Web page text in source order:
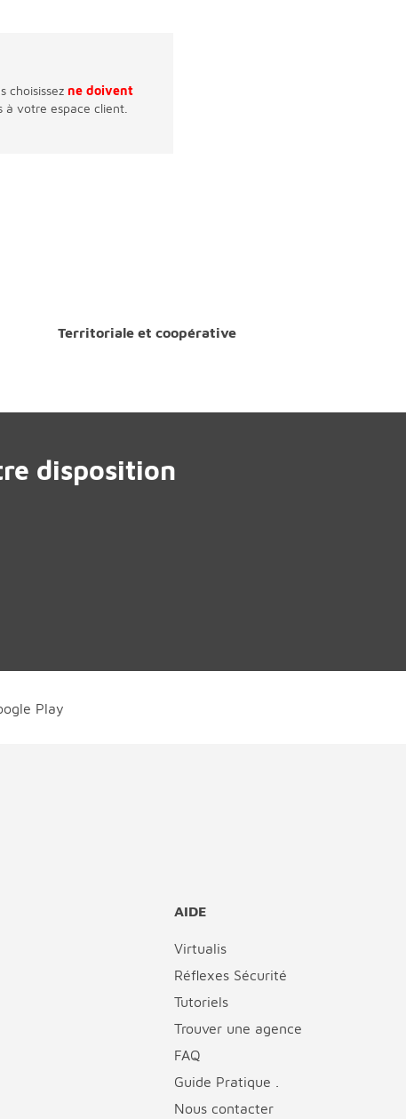
choisissez ne doivent
à votre espace client.
Territoriale et coopérative
disposition
AIDE
Virtualis
Réflexes Sécurité
Tutoriels
Trouver une agence
FAQ
Guide Pratique .
Nous contacter